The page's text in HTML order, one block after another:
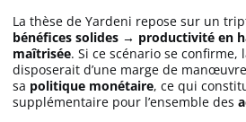
La thèse de Yardeni repose sur un
bénéfices solides → productivité en
maîtrisée. Si ce scénario se confirme,
disposerait d’une marge de
sa politique monétaire, ce qui
supplémentaire pour l’ensemble des